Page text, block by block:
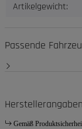
Artikelgewicht:
Passende
Herstellerangaben
Gemäß